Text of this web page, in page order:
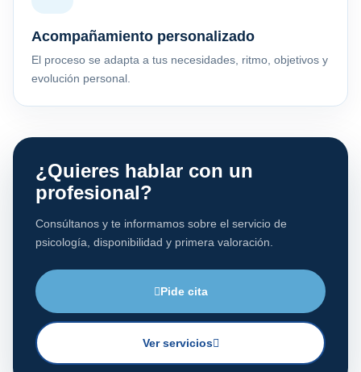
Acompañamiento personalizado
El proceso se adapta a tus necesidades, ritmo, objetivos y
evolución personal.
¿Quieres hablar con un
profesional?
Consúltanos y te informamos sobre el servicio de
psicología, disponibilidad y primera valoración.
Pide cita
Ver servicios